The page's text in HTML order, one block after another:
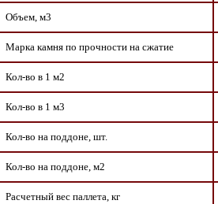
Объем, м3
Марка камня по прочности на сжатие
Кол-во в 1 м2
Кол-во в 1 м3
Кол-во на поддоне, шт.
Кол-во на поддоне, м2
Расчетный вес паллета, кг